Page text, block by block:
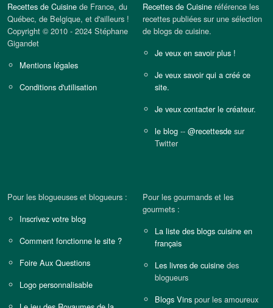
Recettes de Cuisine de France, du
Québec, de Belgique, et d'ailleurs !
Copyright © 2010 - 2024 Stéphane
Gigandet
Mentions légales
Conditions d'utilisation
Recettes de Cuisine référence les
recettes publiées sur une sélection
de blogs de cuisine.
Je veux en savoir plus !
Je veux savoir qui a créé ce
site.
Je veux contacter le créateur.
le blog -- @recettesde sur
Twitter
Pour les blogueuses et blogueurs :
Inscrivez votre blog
Comment fonctionne le site ?
Foire Aux Questions
Logo personnalisable
Pour les gourmands et les
gourmets :
La liste des blogs cuisine en
français
Les livres de cuisine des
blogueurs
Blogs Vins pour les amoureux